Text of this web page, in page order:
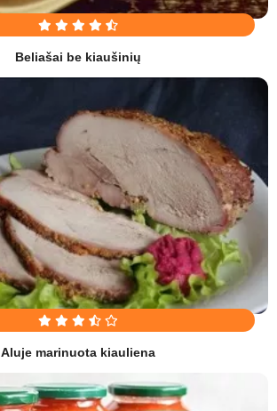
Beliašai be kiaušinių
Aluje marinuota kiauliena